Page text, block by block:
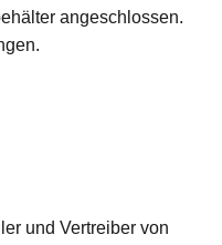
angeschlossen.
und Vertreiber von